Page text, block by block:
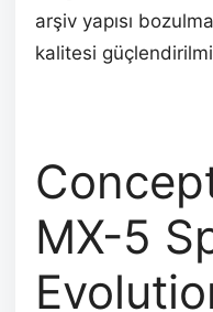
arşiv yapısı
kalitesi
MX-5